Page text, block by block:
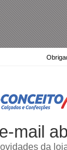
mail
da